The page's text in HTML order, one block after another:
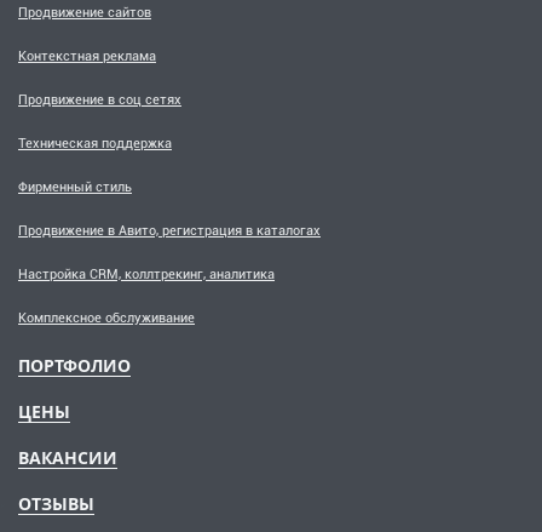
Продвижение сайтов
Контекстная реклама
Продвижение в соц сетях
Техническая поддержка
Фирменный стиль
Продвижение в Авито, регистрация в каталогах
Настройка CRM, коллтрекинг, аналитика
Комплексное обслуживание
ПОРТФОЛИО
ЦЕНЫ
ВАКАНСИИ
ОТЗЫВЫ